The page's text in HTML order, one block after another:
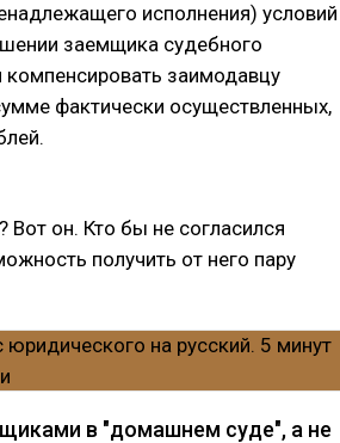
исполнения) условий
заемщика судебного
компенсировать заимодавцу
фактически осуществленных,
Вот он. Кто бы не согласился
получить от него пару
в "домашнем суде", а не